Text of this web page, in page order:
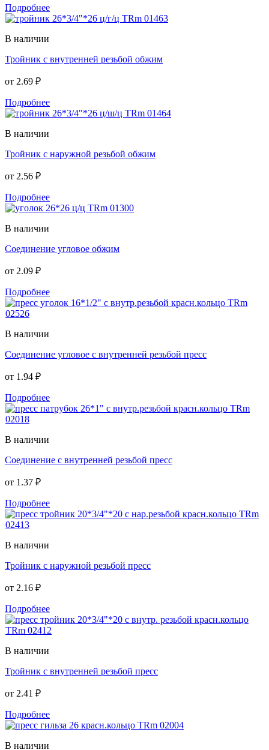
Подробнее
В наличии
Тройник с внутренней резьбой обжим
от 2.69 ₽
Подробнее
В наличии
Тройник с наружной резьбой обжим
от 2.56 ₽
Подробнее
В наличии
Соединение угловое обжим
от 2.09 ₽
Подробнее
В наличии
Соединение угловое с внутренней резьбой пресс
от 1.94 ₽
Подробнее
В наличии
Соединение с внутренней резьбой пресс
от 1.37 ₽
Подробнее
В наличии
Тройник с наружной резьбой пресс
от 2.16 ₽
Подробнее
В наличии
Тройник с внутренней резьбой пресс
от 2.41 ₽
Подробнее
В наличии